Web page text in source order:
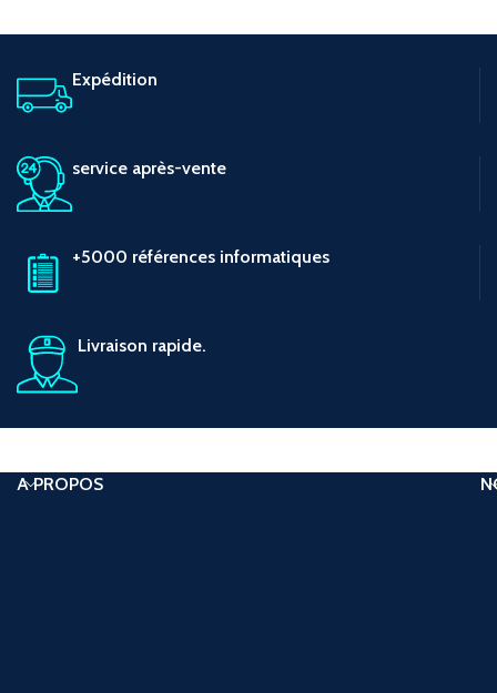
Expédition
service après-vente
+5000 références informatiques
Livraison rapide.
A PROPOS